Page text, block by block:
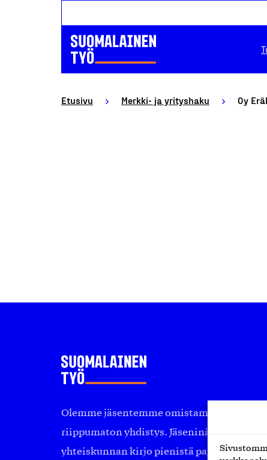
Etusivu Merkki- ja yrityshaku Oy
Olemme jäsentemme omistama
riippumaton yhdistys. Jäseninämme on
yhteiskunnan kirjo pienistä pajoista ja